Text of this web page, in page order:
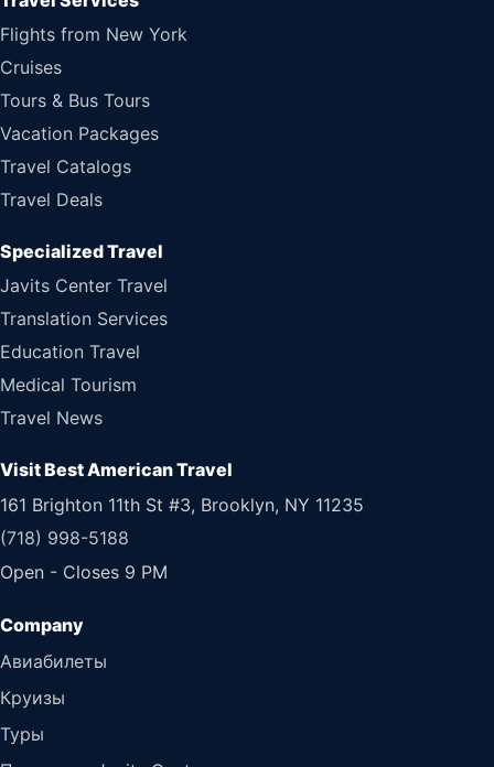
Flights from New York
Cruises
Tours & Bus Tours
Vacation Packages
Travel Catalogs
Travel Deals
Specialized Travel
Javits Center Travel
Translation Services
Education Travel
Medical Tourism
Travel News
Visit Best American Travel
161 Brighton 11th St #3, Brooklyn, NY 11235
(718) 998-5188
Open - Closes 9 PM
Авиабилеты
Круизы
Туры